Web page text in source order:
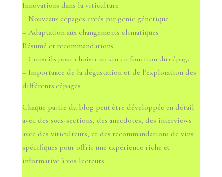
Innovations dans la viticulture
– Nouveaux cépages créés par génie génétique
– Adaptation aux changements climatiques
Résumé et recommandations
– Conseils pour choisir un vin en fonction du cépage
– Importance de la dégustation et de l’exploration des
différents cépages
Chaque partie du blog peut être développée en détail
avec des sous-sections, des anecdotes, des interviews
avec des viticulteurs, et des recommandations de vins
spécifiques pour offrir une expérience riche et
informative à vos lecteurs.